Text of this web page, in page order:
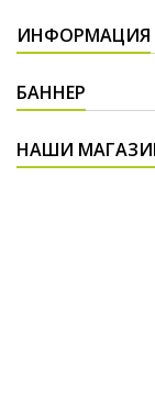
ИНФОРМАЦИЯ
БАННЕР
НАШИ